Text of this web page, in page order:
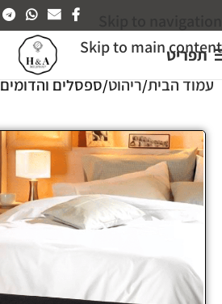
Skip to main content
תפריט
עמוד הבית ריהוט ספסלים והדומים